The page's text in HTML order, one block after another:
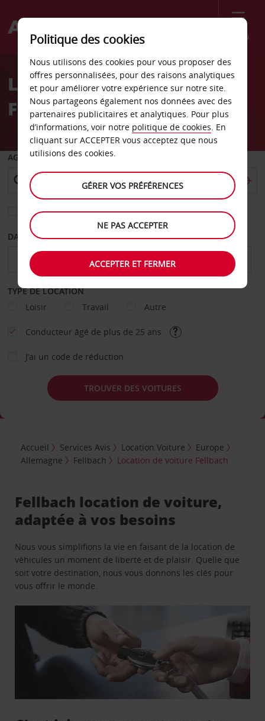
Menu
Welcome
AvisLocation de voiture
Fellbach
AGENCE DE DÉPART
Sélectionnez une autre agence de retour
DATE DE DÉPART DATE DE RETOUR
TYPE DE LOCATION
Loisir
Travail Autre
Conducteur âgé de plus de 25 ans
J’ai un code de réduction
TROUVER DES VOITURES
Accueil Services Avis Location Voiture
Europe
Allemagne
Fellbach Location de voiture Fellbach
Fellbach location de voiture,
adaptée à vos besoins
Nous vous simplifions la vie en faisant de la location de
véhicules un moment de liberté et de plaisir. Quelle que
soit votre destination, nous vous donnons les clés pour
vous offrir le monde.
Politique des cookies
Nous utilisons des cookies pour vous proposer des
offres personnalisées, pour des raisons analytiques
et pour améliorer votre expérience sur notre site.
Nous partageons également nos données avec des
partenaires publicitaires et analytiques. Pour plus
d’informations, voir notre politique de cookies. En
cliquant sur ACCEPTER vous acceptez que nous
utilisions des cookies.
GÉRER VOS PRÉFÉRENCES
NE PAS ACCEPTER
ACCEPTER ET FERMER